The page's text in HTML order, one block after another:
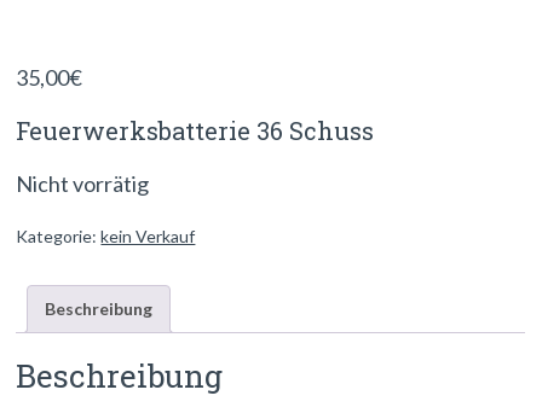
35,00€
Feuerwerksbatterie 36 Schuss
Nicht vorrätig
Kategorie:kein Verkauf
Beschreibung
Beschreibung